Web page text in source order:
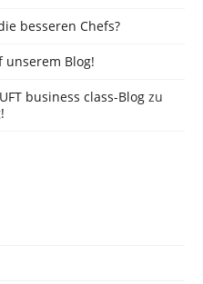
besseren Chefs?
unserem Blog!
business class-Blog zu